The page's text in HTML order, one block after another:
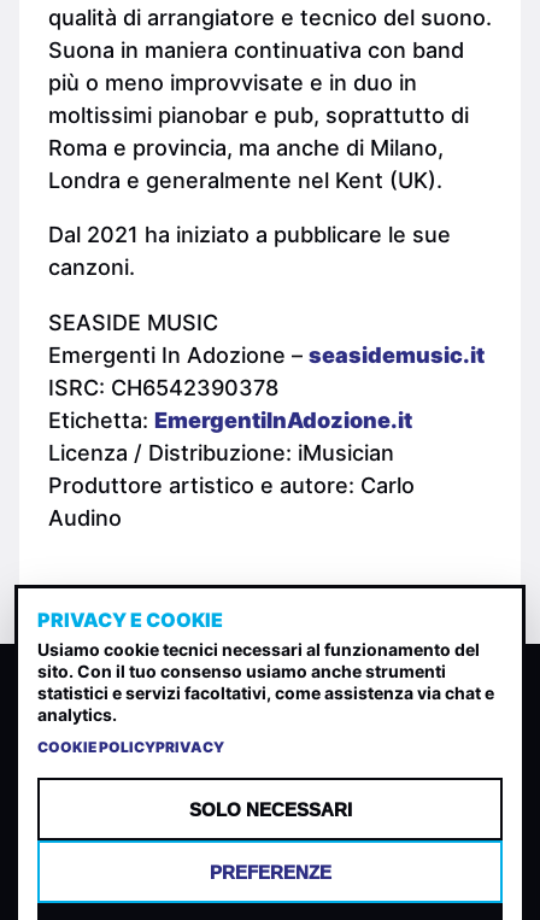
qualità di arrangiatore e tecnico del suono.
Suona in maniera continuativa con band
più o meno improvvisate e in duo in
moltissimi pianobar e pub, soprattutto di
Roma e provincia, ma anche di Milano,
Londra e generalmente nel Kent (UK).
Dal 2021 ha iniziato a pubblicare le sue
canzoni.
SEASIDE MUSIC
Emergenti In Adozione – seasidemusic.it
ISRC: CH6542390378
Etichetta: EmergentiInAdozione.it
Licenza / Distribuzione: iMusician
Produttore artistico e autore: Carlo
Audino
CLASSIFICA INDIE
Classifica per indice di gradimento generata dall analisi di
COOKIES PREFERENZE COOKIES
PRIVACY E COOKIE
Usiamo cookie tecnici necessari al funzionamento del
sito. Con il tuo consenso usiamo anche strumenti
statistici e servizi facoltativi, come assistenza via chat e
analytics.
COOKIE POLICYPRIVACY
SOLO NECESSARI
PREFERENZE